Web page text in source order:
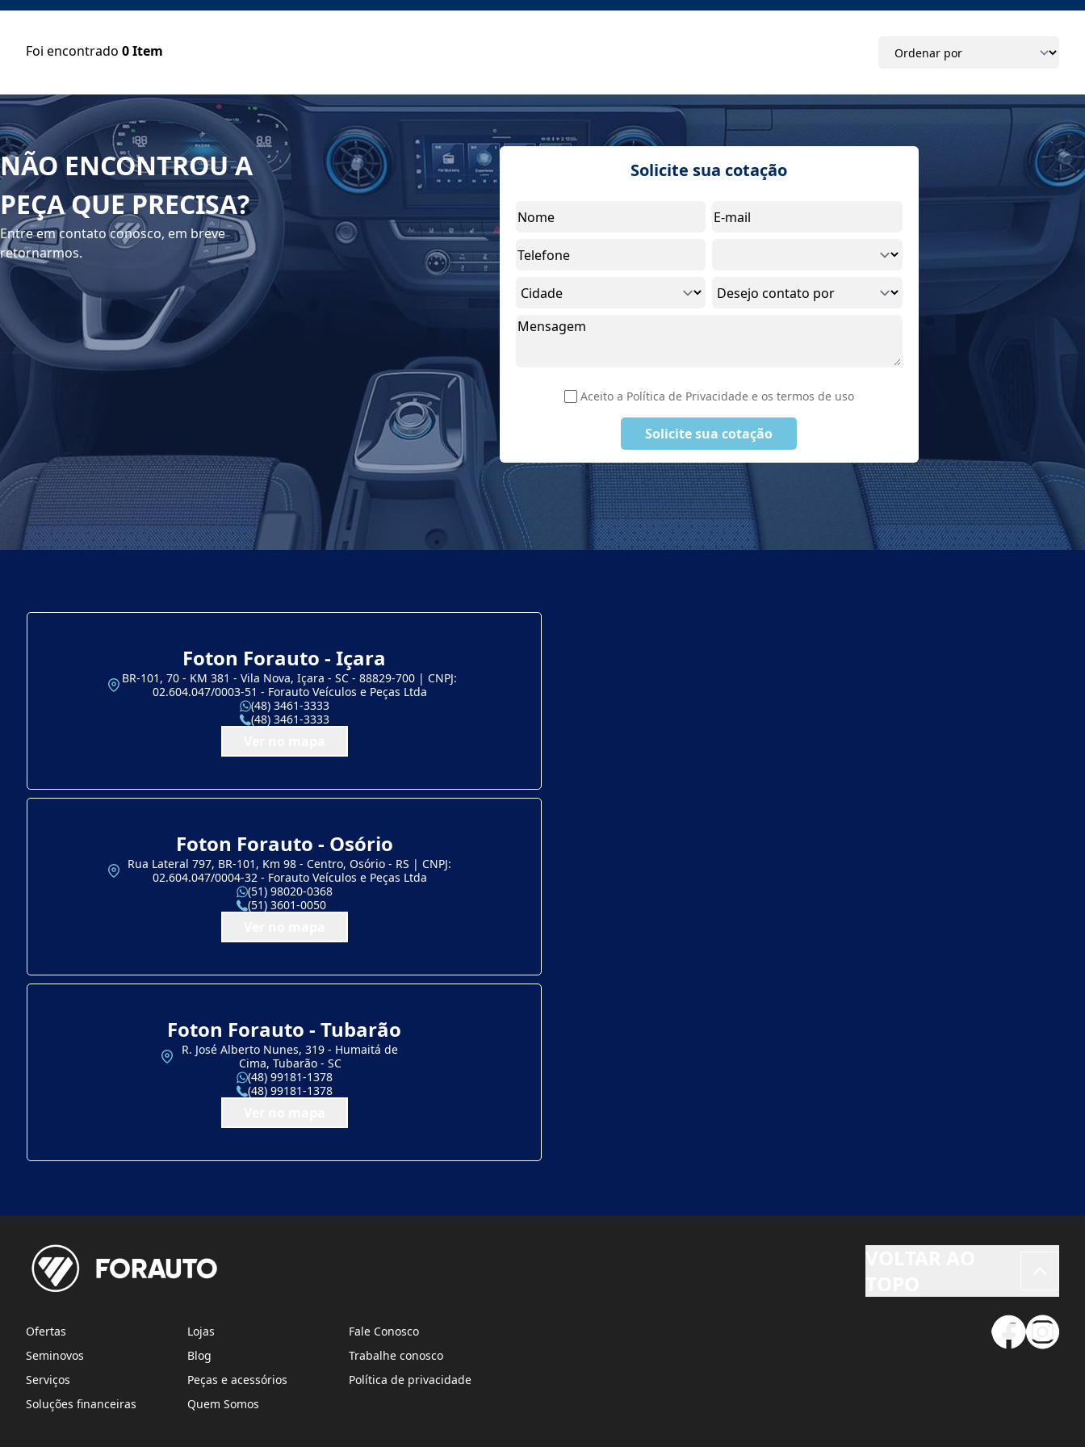
Foi encontrado 0Item
NÃO ENCONTROU A
PEÇA QUE PRECISA?
Entre em contato conosco, em breve
retornarmos.
Solicite sua cotação
Aceito a Política de Privacidade e os termos de uso
Solicite sua cotação
Foton Forauto - Içara
BR-101, 70 - KM 381 - Vila Nova, Içara - SC - 88829-700 | CNPJ:
02.604.047/0003-51 - Forauto Veículos e Peças Ltda
(48) 3461-3333
(48) 3461-3333
Foton Forauto - Osório
Rua Lateral 797, BR-101, Km 98 - Centro, Osório - RS | CNPJ:
02.604.047/0004-32 - Forauto Veículos e Peças Ltda
(51) 98020-0368
(51) 3601-0050
Foton Forauto - Tubarão
R. José Alberto Nunes, 319 - Humaitá de
Cima, Tubarão - SC
(48) 99181-1378
(48) 99181-1378
Ofertas
Seminovos
Serviços
Soluções financeiras
Lojas
Blog
Peças e acessórios
Quem Somos
Fale Conosco
Trabalhe conosco
Política de privacidade